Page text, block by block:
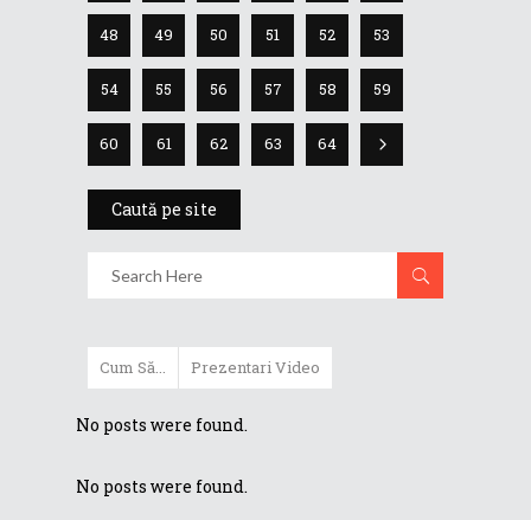
48 49 50 51 52 53
54 55 56 57 58 59
60 61 62 63 64
Caută pe site
Cum Să... Prezentari Video
No posts were found.
No posts were found.